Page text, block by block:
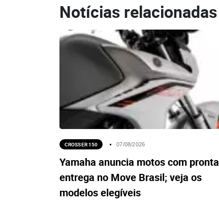
Notícias relacionadas
CROSSER 150 07/08/2026
Yamaha anuncia motos com pronta
entrega no Move Brasil; veja os
modelos elegíveis